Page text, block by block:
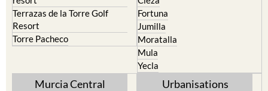
Terrazas de la Torre Golf
Resort
Torre Pacheco
Fortuna
Jumilla
Moratalla
Mula
Yecla
Murcia Central Urbanisations